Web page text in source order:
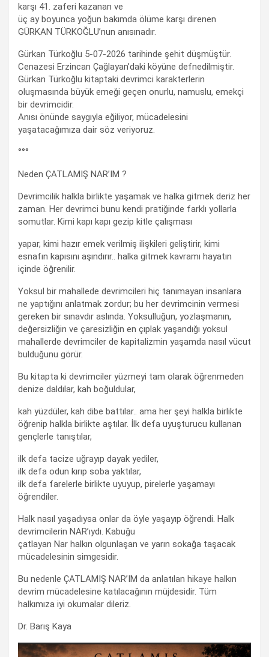
karşı 41. zaferi kazanan ve
üç ay boyunca yoğun bakımda ölüme karşı direnen
GÜRKAN TÜRKOĞLU’nun anısınadır.
Gürkan Türkoğlu 5-07-2026 tarihinde şehit düşmüştür.
Cenazesi Erzincan Çağlayan’daki köyüne defnedilmiştir.
Gürkan Türkoğlu kitaptaki devrimci karakterlerin
oluşmasında büyük emeği geçen onurlu, namuslu, emekçi
bir devrimcidir.
Anısı önünde saygıyla eğiliyor, mücadelesini
yaşatacağımıza dair söz veriyoruz.
°°°
Neden ÇATLAMIŞ NAR’IM ?
Devrimcilik halkla birlikte yaşamak ve halka gitmek deriz her
zaman. Her devrimci bunu kendi pratiğinde farklı yollarla
somutlar. Kimi kapı kapı gezip kitle çalışması
yapar, kimi hazır emek verilmiş ilişkileri geliştirir, kimi
esnafın kapısını aşındırır.. halka gitmek kavramı hayatın
içinde öğrenilir.
Yoksul bir mahallede devrimcileri hiç tanımayan insanlara
ne yaptığını anlatmak zordur; bu her devrimcinin vermesi
gereken bir sınavdır aslında. Yoksulluğun, yozlaşmanın,
değersizliğin ve çaresizliğin en çıplak yaşandığı yoksul
mahallerde devrimciler de kapitalizmin yaşamda nasıl vücut
bulduğunu görür.
Bu kitapta ki devrimciler yüzmeyi tam olarak öğrenmeden
denize daldılar, kah boğuldular,
kah yüzdüler, kah dibe battılar.. ama her şeyi halkla birlikte
öğrenip halkla birlikte aştılar. İlk defa uyuşturucu kullanan
gençlerle tanıştılar,
ilk defa tacize uğrayıp dayak yediler,
ilk defa odun kırıp soba yaktılar,
ilk defa farelerle birlikte uyuyup, pirelerle yaşamayı
öğrendiler.
Halk nasıl yaşadıysa onlar da öyle yaşayıp öğrendi. Halk
devrimcilerin NAR’ıydı. Kabuğu
çatlayan Nar halkın olgunlaşan ve yarın sokağa taşacak
mücadelesinin simgesidir.
Bu nedenle ÇATLAMIŞ NAR’IM da anlatılan hikaye halkın
devrim mücadelesine katılacağının müjdesidir. Tüm
halkımıza iyi okumalar dileriz.
Dr. Barış Kaya